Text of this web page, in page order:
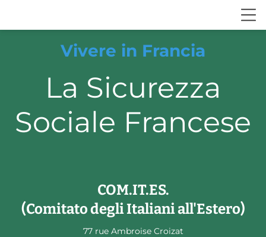
Vivere in Francia
La Sicurezza
Sociale Francese
COM.IT.ES.
(Comitato degli Italiani all'Estero)
77 rue Ambroise Croizat